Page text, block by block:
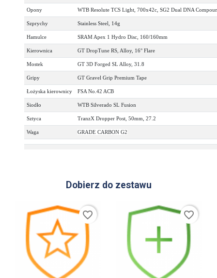
Opony WTB Resolute TCS Light, 700x42c, SG2 Dual DNA
Szprychy Stainless Steel, 14g
Hamulce SRAM Apex 1 Hydro Disc, 160/160mm
Kierownica GT DropTune RS, Alloy, 16° Flare
Mostek GT 3D Forged SL Alloy, 31.8
Gripy GT Gravel Grip Premium Tape
Łożyska kierownicy FSA No.42 ACB
Siodło WTB Silverado SL Fusion
Sztyca TranzX Dropper Post, 50mm, 27.2
Waga GRADE CARBON G2
Dobierz do zestawu
favorite_border favorite_border